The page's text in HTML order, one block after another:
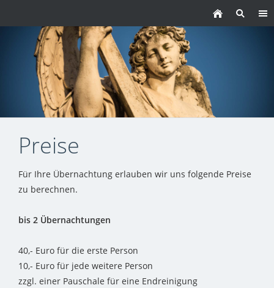
Preise
Für Ihre Übernachtung erlauben wir uns folgende Preise
zu berechnen.
bis 2 Übernachtungen
40,- Euro für die erste Person
10,- Euro für jede weitere Person
zzgl. einer Pauschale für eine Endreinigung